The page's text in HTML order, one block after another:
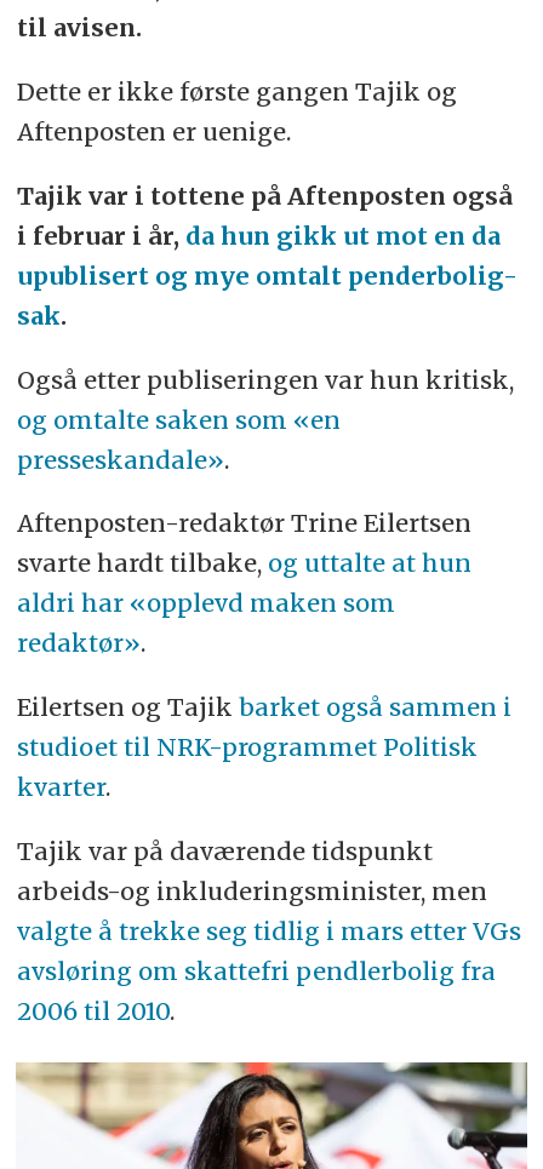
til avisen.
Dette er ikke første gangen Tajik og
Aftenposten er uenige.
Tajik var i tottene på Aftenposten også
i februar i år, da hun gikk ut mot en da
upublisert og mye omtalt penderbolig-
sak.
Også etter publiseringen var hun kritisk,
og omtalte saken som «en
presseskandale».
Aftenposten-redaktør Trine Eilertsen
svarte hardt tilbake, og uttalte at hun
aldri har «opplevd maken som
redaktør».
Eilertsen og Tajik barket også sammen i
studioet til NRK-programmet Politisk
kvarter.
Tajik var på daværende tidspunkt
arbeids-og inkluderingsminister, men
valgte å trekke seg tidlig i mars etter VGs
avsløring om skattefri pendlerbolig fra
2006 til 2010.